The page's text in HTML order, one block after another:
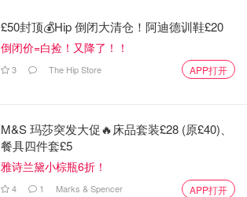
£50封顶💰Hip 倒闭大清仓！阿迪德训鞋£20
倒闭价=白捡！又降了！！
3 The Hip Store APP打开
M&S 玛莎突发大促🔥床品套装£28 (原£40)、
餐具四件套£5
雅诗兰黛小棕瓶6折！
4 1 Marks & Spencer APP打开